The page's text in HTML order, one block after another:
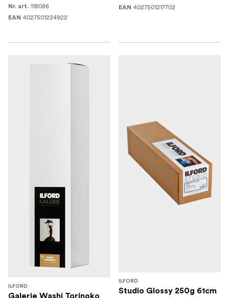
Nr. art. 118086
EAN 4027501224922
EAN 4027501217702
ILFORD
Galerie Washi Torinoko
ILFORD
Studio Glossy 250g 61cm